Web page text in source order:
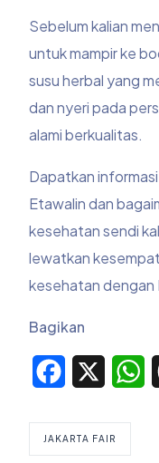
Sebelum kalian
untuk mampir ke
susu herbal yang
dan nyeri pada
alami berkualitas.
Dapatkan
Etawalin dan
kesehatan sendi
lewatkan
kesehatan dengan
Bagikan
Facebook
JAKARTA FAIR